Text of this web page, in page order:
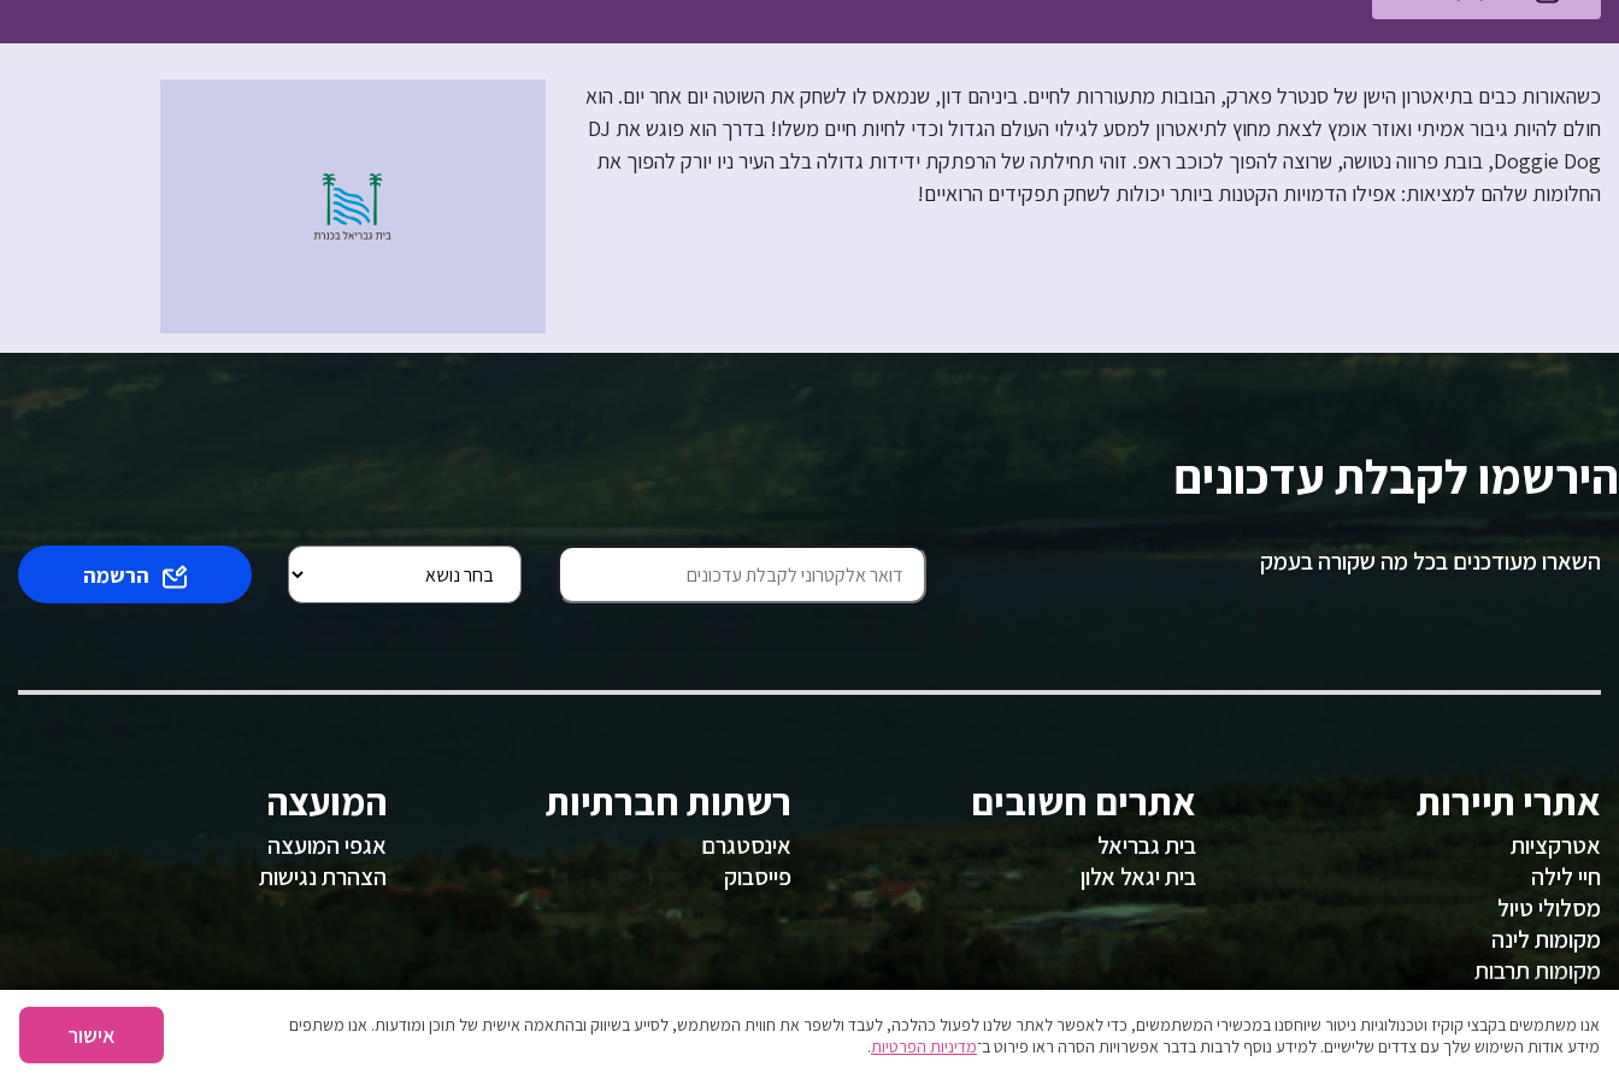
כשהאורות כבים בתיאטרון הישן של סנטרל פארק, הבובות מתעוררות לחיים. ביניהם דון, שנמאס לו לשחק את השוטה יום אחר יום. הוא
חולם להיות גיבור אמיתי ואוזר אומץ לצאת מחוץ לתיאטרון למסע לגילוי העולם הגדול וכדי לחיות חיים משלו! בדרך הוא פוגש את DJ
Doggie Dog, בובת פרווה נטושה, שרוצה להפוך לכוכב ראפ. זוהי תחילתה של הרפתקת ידידות גדולה בלב העיר ניו יורק להפוך את
החלומות שלהם למציאות: אפילו הדמויות הקטנות ביותר יכולות לשחק תפקידים הרואיים!
הירשמו לקבלת עדכונים
השארו מעודכנים בכל מה שקורה בעמק הרשמה
אתרי תיירות
אטרקציות
חיי לילה
מסלולי טיול
מקומות לינה
מקומות תרבות
אתרים חשובים
בית גבריאל
בית יגאל אלון
רשתות חברתיות
אינסטגרם
פייסבוק
המועצה
אגפי המועצה
הצהרת נגישות
אנו משתמשים בקבצי קוקיז וטכנולוגיות ניטור שיוחסנו במכשירי המשתמשים, כדי לאפשר לאתר שלנו לפעול כהלכה, לעבד ולשפר את חווית המשתמש, לסייע בשיווק ובהתאמה אישית של תוכן ומודעות. אנו משתפים
מידע אודות השימוש שלך עם צדדים שלישיים. למידע נוסף לרבות בדבר אפשרויות הסרה ראו פירוט ב־מדיניות הפרטיות. אישור